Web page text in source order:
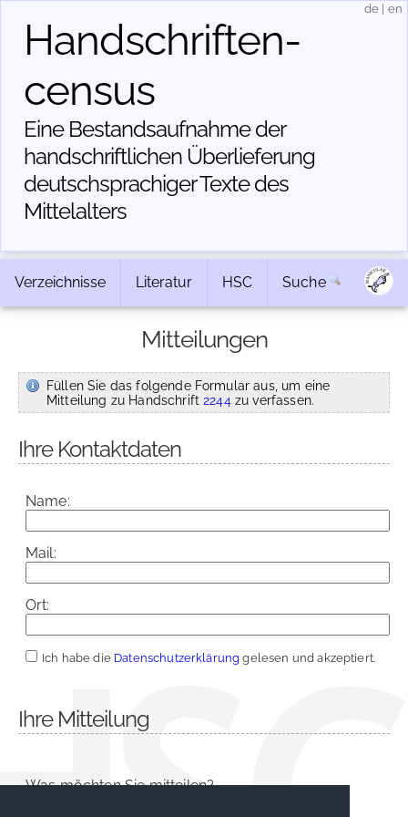
Handschriften­
census
Eine Bestandsaufnahme der
handschriftlichen Über­lieferung
deutschsprachiger Texte des
Mittelalters
de en
Verzeichnisse Literatur HSC Suche
Mitteilungen
Füllen Sie das folgende Formular aus, um eine
Mitteilung zu Handschrift2244zu verfassen.
Ihre Kontaktdaten
Name:
Mail:
Ort:
Ich habe die Datenschutzerklärung gelesen und akzeptiert.
Ihre Mitteilung
Was möchten Sie mitteilen?